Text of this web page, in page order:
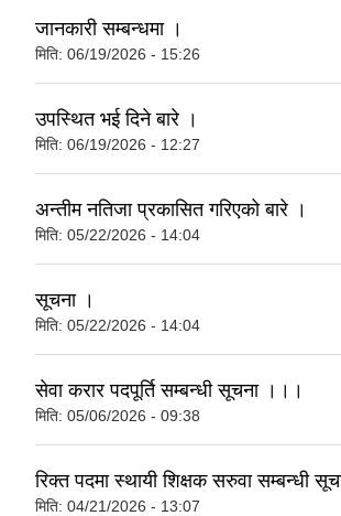
जानकारी सम्बन्धमा ।
मिति: 06/19/2026 - 15:26
उपस्थित भई दिने बारे ।
मिति: 06/19/2026 - 12:27
अन्तीम नतिजा प्रकासित गरिएको बारे ।
मिति: 05/22/2026 - 14:04
सूचना ।
मिति: 05/22/2026 - 14:04
सेवा करार पदपूर्ति सम्बन्धी सूचना ।।।
मिति: 05/06/2026 - 09:38
रिक्त पदमा स्थायी शिक्षक सरुवा सम्बन्धी
मिति: 04/21/2026 - 13:07